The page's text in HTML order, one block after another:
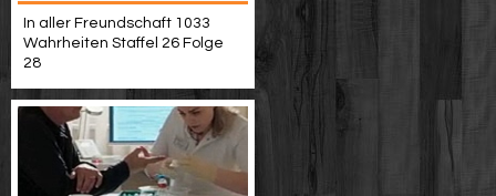
In aller Freundschaft 1033
Wahrheiten Staffel 26 Folge
28